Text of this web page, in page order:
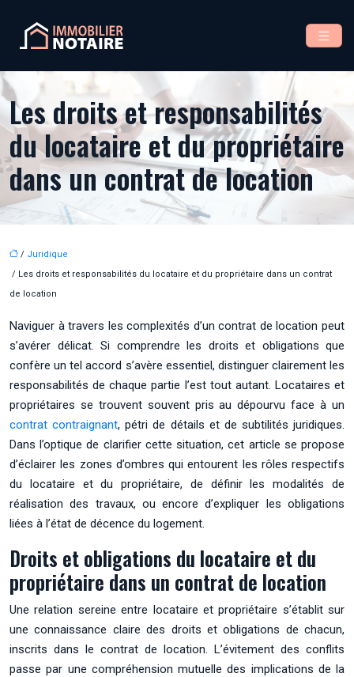
Les droits et responsabilités
du locataire et du propriétaire
dans un contrat de location
/ Juridique
/ Les droits et responsabilités du locataire et du propriétaire dans un contrat
de location
Naviguer à travers les complexités d’un contrat de location peut
s’avérer délicat. Si comprendre les droits et obligations que
confère un tel accord s’avère essentiel, distinguer clairement les
responsabilités de chaque partie l’est tout autant. Locataires et
propriétaires se trouvent souvent pris au dépourvu face à un
contrat contraignant, pétri de détails et de subtilités juridiques.
Dans l’optique de clarifier cette situation, cet article se propose
d’éclairer les zones d’ombres qui entourent les rôles respectifs
du locataire et du propriétaire, de définir les modalités de
réalisation des travaux, ou encore d’expliquer les obligations
liées à l’état de décence du logement.
Droits et obligations du locataire et du
propriétaire dans un contrat de location
Une relation sereine entre locataire et propriétaire s’établit sur
une connaissance claire des droits et obligations de chacun,
inscrits dans le contrat de location. L’évitement des conflits
passe par une compréhension mutuelle des implications de la